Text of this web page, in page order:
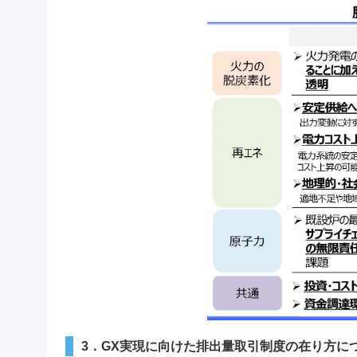
3．GX実現に向けた排出量取引制度の在り方に